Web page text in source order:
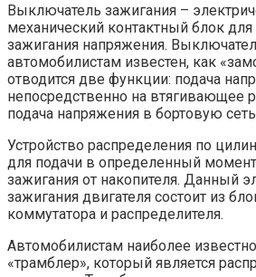
Выключатель зажигания –
механический контактный блок
зажигания напряжения.
автомобилистам известен, как
отводится две функции: подача
непосредственно на втягивающее
подача напряжения в бортовую
Устройство распределения по
для подачи в определенный
зажигания от накопителя. Данный
зажигания двигателя состоит из
коммутатора и распределителя.
Автомобилистам наиболее
«трамблер», который является